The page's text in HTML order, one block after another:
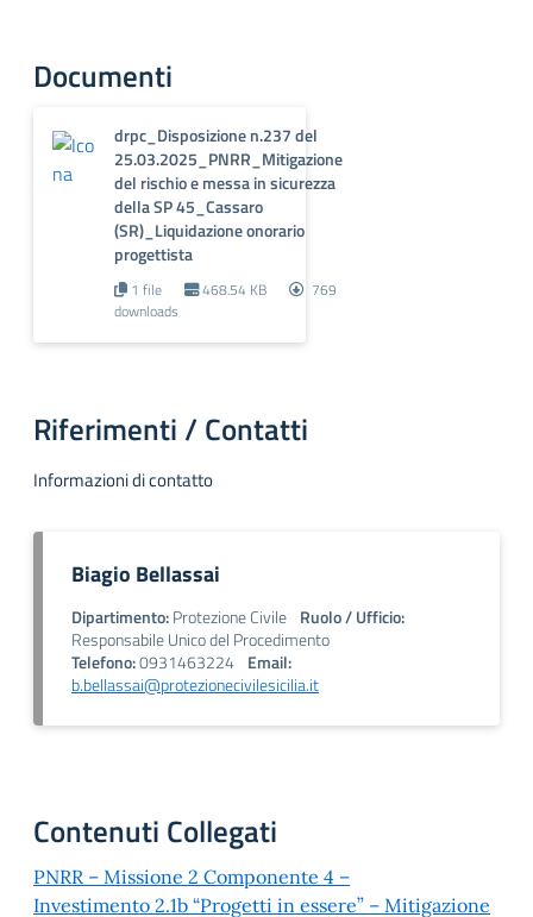
Documenti
drpc_Disposizione n.237 del
25.03.2025_PNRR_Mitigazione
del rischio e messa in sicurezza
della SP 45_Cassaro
(SR)_Liquidazione onorario
progettista
1 file 468.54 KB
769
downloads
Riferimenti / Contatti
Informazioni di contatto
Biagio Bellassai
Dipartimento:Protezione Civile Ruolo / Ufficio:
Responsabile Unico del Procedimento
Telefono:0931463224 Email:
b.bellassai@protezionecivilesicilia.it
Contenuti Collegati
PNRR – Missione 2 Componente 4 –
Investimento 2.1b “Progetti in essere” – Mitigazione